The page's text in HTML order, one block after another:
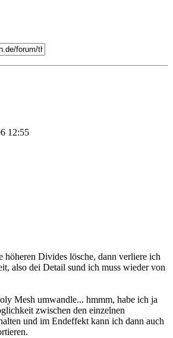
12:55
höheren Divides lösche, dann verliere ich
also dei Detail sund ich muss wieder von
Mesh umwandle... hmmm, habe ich ja
zwischen den einzelnen
und im Endeffekt kann ich dann auch